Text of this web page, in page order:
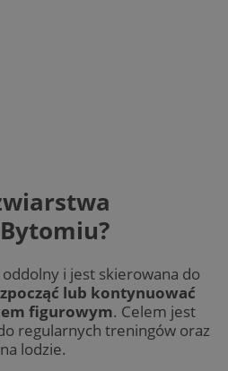
i jest skierowana do
lub kontynuować
figurowym. Celem jest
regularnych treningów oraz
lodzie.